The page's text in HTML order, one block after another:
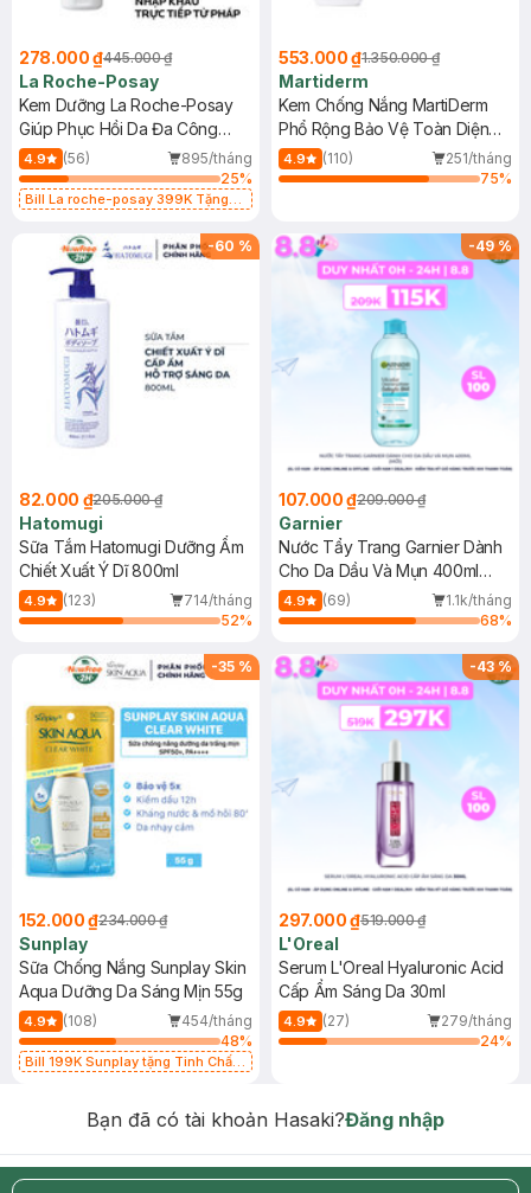
278.000 ₫445.000 ₫
La Roche-Posay
Kem Dưỡng La Roche-Posay
Giúp Phục Hồi Da Đa Công
Dụng 40ml
4.9 (56)
895/tháng
25%
Bill La roche-posay 399K Tặng
(SL có hạn)
553.000 ₫1.350.000 ₫
Martiderm
Kem Chống Nắng MartiDerm
Phổ Rộng Bảo Vệ Toàn Diện
40ml
4.9 (110)
251/tháng
75%
-60 %
82.000 ₫205.000 ₫
Hatomugi
Sữa Tắm Hatomugi Dưỡng Ẩm
Chiết Xuất Ý Dĩ 800ml
4.9 (123)
714/tháng
52%
-49%
107.000 ₫209.000 ₫
Garnier
Nước Tẩy Trang Garnier Dành
Cho Da Dầu Và Mụn 400ml
(Mới)
4.9 (69)
1.1k/tháng
68%
-35 %
152.000 ₫234.000 ₫
Sunplay
Sữa Chống Nắng Sunplay Skin
Aqua Dưỡng Da Sáng Mịn 55g
4.9 (108)
454/tháng
48%
Bill 199K Sunplay tặng Tinh Chất
-43%
297.000 ₫519.000 ₫
L'Oreal
Serum L'Oreal Hyaluronic Acid
Cấp Ẩm Sáng Da 30ml
4.9 (27)
279/tháng
24%
Bạn đã có tài khoản Hasaki?Đăng nhập